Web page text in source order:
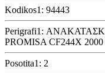
Kodikos1: 94443
Perigrafi1:
PROMISA CF244X
Posotita1: 2